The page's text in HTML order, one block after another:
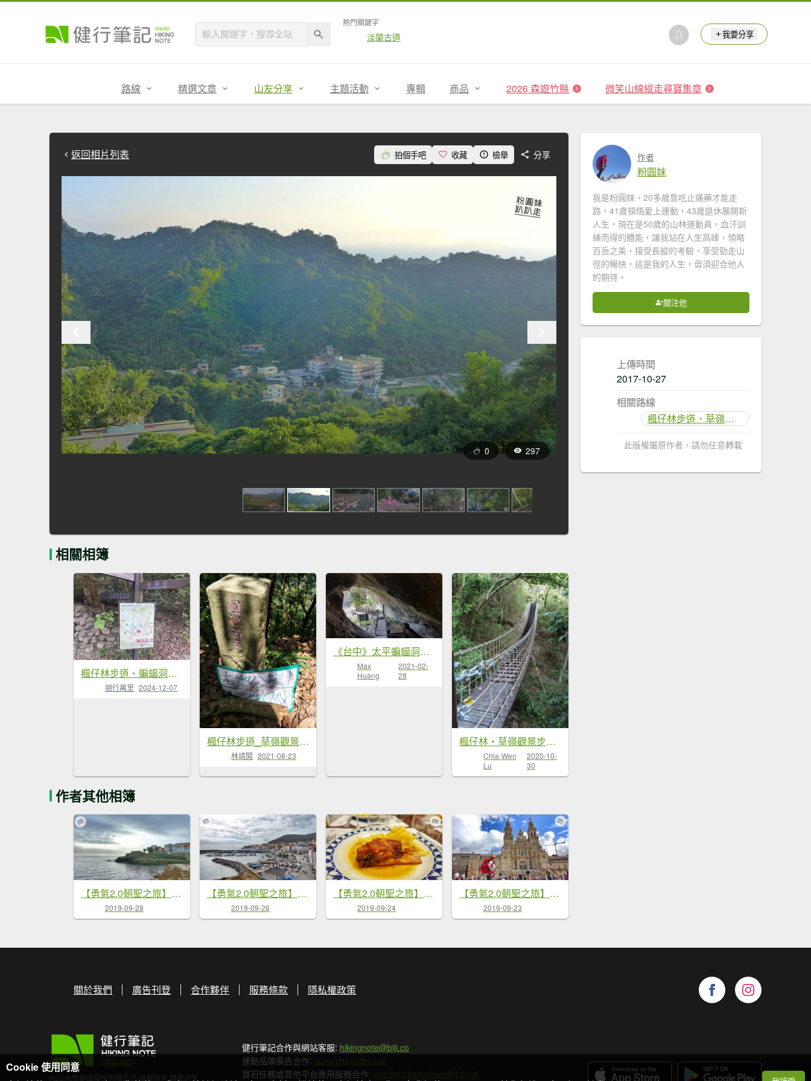
熱門關鍵字
淡蘭古道 我要分享
路線 精選文章 山友分享 主題活動 專輯 商品 2026 森遊竹縣 微笑山線縱走尋寶集章
返回相片列表 拍個手吧 收藏 檢舉 分享
0 297
相關相簿
楓仔林步道、蝙蝠洞、護國清涼寺、草嶺步道
朋行萬里 2024-12-07
楓仔林步道_草嶺觀景步道(土地公崁山)
林靖開 2021-08-23
《台中》太平蝙蝠洞登山步道O巡20210227
Max
Huang
2021-02-
28
楓仔林‧草嶺觀景步道O形走
Chia-Wen
Lu
2020-10-
30
作者其他相簿
【勇氣2.0朝聖之旅】D44穆希亞
2019-09-28
【勇氣2.0朝聖之旅】D43菲斯特雷
2019-09-26
【勇氣2.0朝聖之旅】D42免費朝聖餐
2019-09-24
【勇氣2.0朝聖之旅】D41朝聖終點
2019-09-23
作者
粉圓妹
我是粉圓妹，20多歲靠吃止痛藥才能走
路，41歲頓悟愛上運動，43歲退休展開新
人生，現在是50歲的山林運動員，血汗訓
練而得的體能，讓我站在人生高峰，領略
百岳之美，接受長縱的考驗，享受勁走山
徑的暢快，這是我的人生，毋須迎合他人
的期待。
關注他
上傳時間
2017-10-27
相關路線
楓仔林步道、草嶺觀景步道
此版權屬原作者，請勿任意轉載
關於我們 廣告刊登 合作夥伴 服務條款 隱私權政策
H2U永悅健康股份有限公司 版權所有 轉載必究
健行筆記合作與網站客服: hikingnote@biji.co
運動品牌廣告合作: jacky.chen@h2u.ai
寶石任務或其他平台應用服務合作: vincent.changchien@h2u.ai
Cookie 使用同意